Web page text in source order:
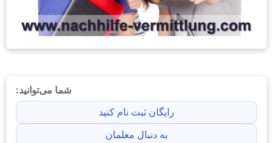
شما می‌توانید:
رایگان ثبت نام کنید
به دنبال معلمان